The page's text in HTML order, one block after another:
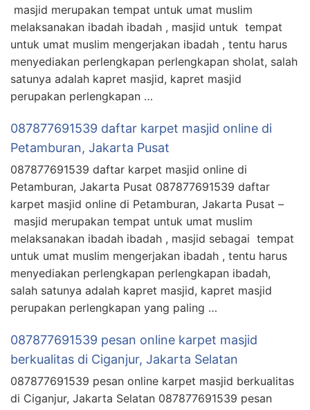
masjid merupakan tempat untuk umat muslim
melaksanakan ibadah ibadah , masjid untuk tempat
untuk umat muslim mengerjakan ibadah , tentu harus
menyediakan perlengkapan perlengkapan sholat, salah
satunya adalah kapret masjid, kapret masjid
perupakan perlengkapan …
087877691539 daftar karpet masjid online di
Petamburan, Jakarta Pusat
087877691539 daftar karpet masjid online di
Petamburan, Jakarta Pusat 087877691539 daftar
karpet masjid online di Petamburan, Jakarta Pusat –
masjid merupakan tempat untuk umat muslim
melaksanakan ibadah ibadah , masjid sebagai tempat
untuk umat muslim mengerjakan ibadah , tentu harus
menyediakan perlengkapan perlengkapan ibadah,
salah satunya adalah kapret masjid, kapret masjid
perupakan perlengkapan yang paling …
087877691539 pesan online karpet masjid
berkualitas di Ciganjur, Jakarta Selatan
087877691539 pesan online karpet masjid berkualitas
di Ciganjur, Jakarta Selatan 087877691539 pesan